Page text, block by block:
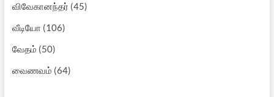
விவேகானந்தர் (45)
வீடியோ (106)
வேதம் (50)
வைணவம் (64)